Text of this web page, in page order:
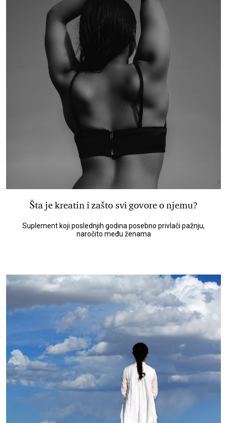
Šta je kreatin i zašto svi govore o njemu?
Suplement koji poslednjih godina posebno privlači pažnju,
naročito među ženama